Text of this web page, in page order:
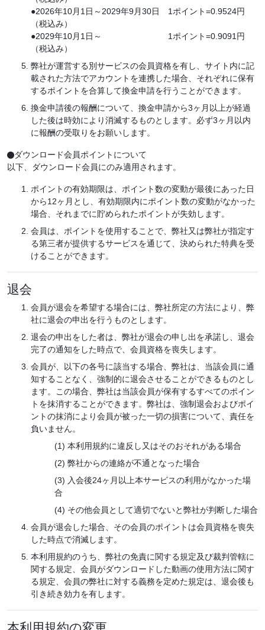
●2026年10月1日～2029年9月30日 1ポイント=0.9524円
（税込み）
●2029年10月1日～ 1ポイント=0.9091円
（税込み）
弊社が運営する別サービスの会員資格を有し、サイト内に記
載された方法でアカウントを連携した場合、それぞれに保有
するポイントを合算して換金申請を行うことができます。
換金申請後の報酬について、換金申請から3ヶ月以上が経過
した後は時効により消滅するものとします。必ず3ヶ月以内
に報酬の受取りをお願いします。
ダウンロード会員ポイントについて
以下、ダウンロード会員にのみ適用されます。
ポイントの有効期限は、ポイント数の変動が最後にあった日
から12ヶ月とし、有効期限内にポイント数の変動がなかった
場合、それまでに貯められたポイントが失効します。
会員は、ポイントを使用することで、弊社又は弊社が指定す
る第三者が提供するサービスを通じて、決められた特典を受
けることができます。
退会
会員が退会を希望する場合には、弊社所定の方法により、弊
社に退会の申出を行うものとします。
退会の申出をした者は、弊社が退会の申し出を承諾し、退会
完了の通知をした時点で、会員資格を喪失します。
会員が、以下の各号に該当する場合、弊社は、当該会員に通
知することなく、強制的に退会させることができるものとし
ます。この場合、弊社は当該会員が保有するすべてのポイン
トを抹消することができます。弊社は、強制退会およびポイ
ントの抹消により会員が被った一切の損害について、責任を
負いません。
本利用規約に違反し又はそのおそれがある場合
弊社からの連絡が不通となった場合
入会後24ヶ月以上本サービスの利用がなかった場
合
その他会員として適切でないと弊社が判断した場合
会員が退会した場合、その会員のポイントは会員資格を喪失
した時点で消滅します。
本利用規約のうち、弊社の免責に関する規定及び裁判管轄に
関する規定、会員がダウンロードした動画の使用方法に関す
る規定、会員の弊社に対する義務を定めた規定は、退会後も
引き続き効力を有します。